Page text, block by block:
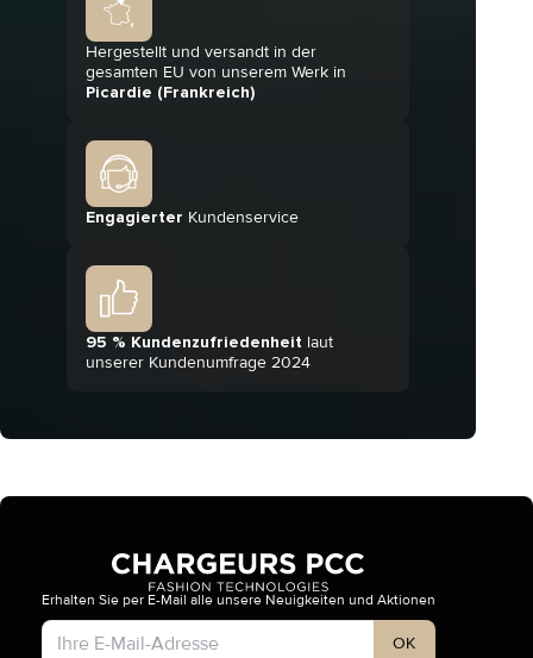
Hergestellt und versandt in der
gesamten EU von unserem Werk in
Picardie (Frankreich)
Engagierter Kundenservice
95 % Kundenzufriedenheit laut
unserer Kundenumfrage 2024
Kontotyp
Erhalten Sie per E-Mail alle unsere Neuigkeiten und Aktionen
OK